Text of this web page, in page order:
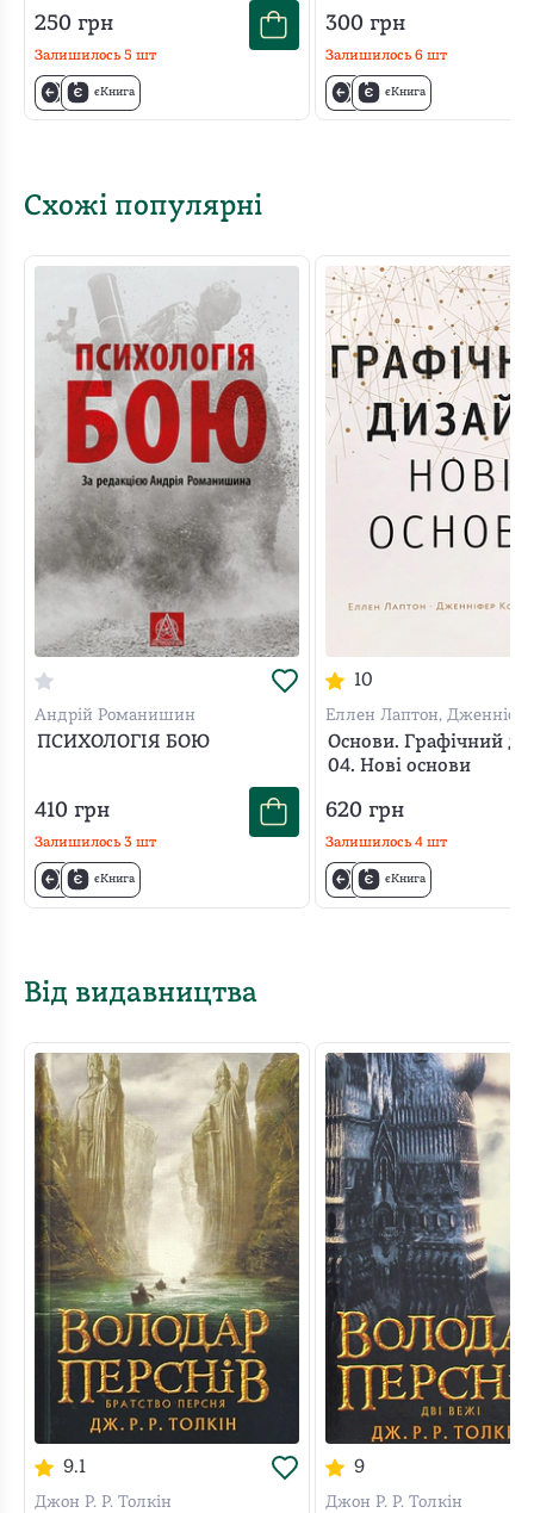
250 грн
Залишилось 5 шт
єКнига
300грн
Залишилось 6шт
єКнига
Схожі популярні
Андрій Романишин
ПСИХОЛОГІЯ БОЮ
410 грн
Залишилось 3 шт
єКнига
10
Еллен Лаптон,
Філліпс
Основи. Графічний
04. Нові основи
620грн
Залишилось 4шт
єКнига
Від видавництва
9.1
Джон Р. Р. Толкін
9
Джон Р. Р. Толкін